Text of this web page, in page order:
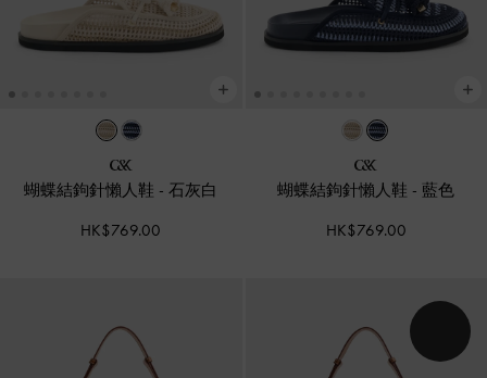
蝴蝶結鉤針懶人鞋 -石灰白
HK$769.00
蝴蝶結鉤針懶人鞋 - 藍色
HK$769.00